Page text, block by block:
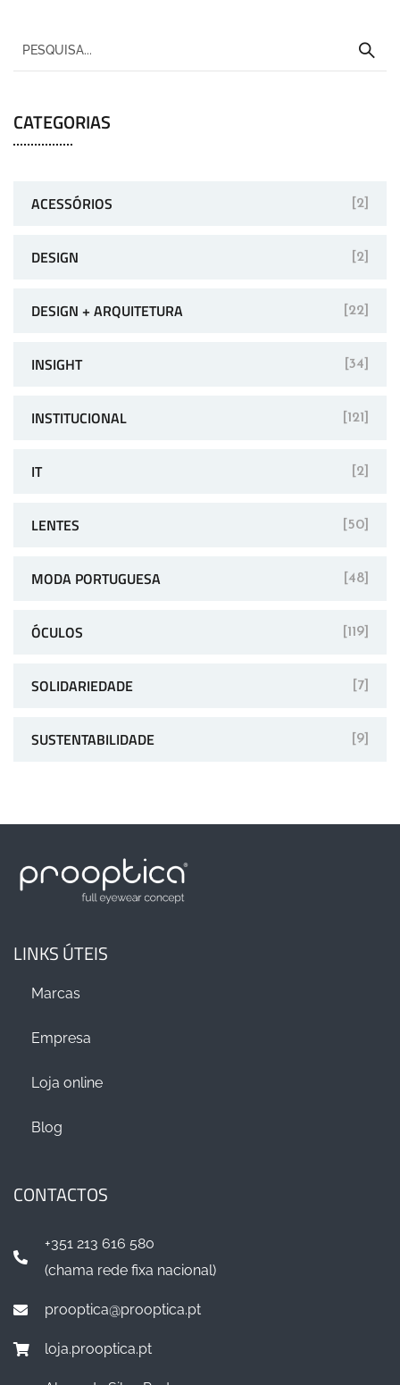
CATEGORIAS
ACESSÓRIOS [2]
DESIGN [2]
DESIGN + ARQUITETURA [22]
INSIGHT [34]
INSTITUCIONAL [121]
IT [2]
LENTES [50]
MODA PORTUGUESA [48]
ÓCULOS [119]
SOLIDARIEDADE [7]
SUSTENTABILIDADE [9]
LINKS ÚTEIS
Marcas
Empresa
Loja online
Blog
CONTACTOS
+351 213 616 580
(chama rede fixa nacional)
prooptica@prooptica.pt
loja.prooptica.pt